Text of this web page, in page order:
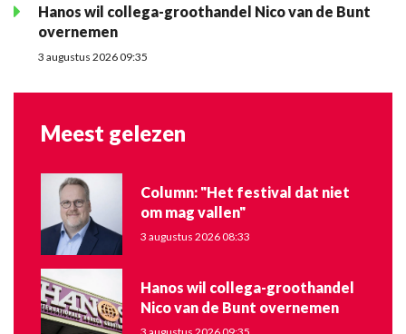
Hanos wil collega-groothandel Nico van de Bunt
overnemen
3 augustus 2026 09:35
Meest gelezen
Column: "Het festival dat niet
om mag vallen"
3 augustus 2026 08:33
Hanos wil collega-groothandel
Nico van de Bunt overnemen